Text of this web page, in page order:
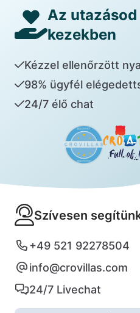
Az
kezekben
Kézzel ellenőrzött
98% ügyfél
24/7 élő chat
Szívesen
+49 521 92278504
info@crovillas.com
24/7 Livechat